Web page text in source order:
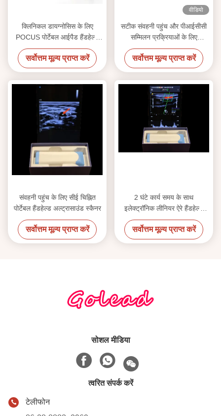
क्लिनिकल डायग्नोसिस के लिए
POCUS पोर्टेबल आईपैड हैंडहेल्ड
अल्ट्रासाउंड स्कैनर
सर्वोत्तम मूल्य प्राप्त करें
वीडियो
सटीक संवहनी पहुंच और पीआईसीसी
सम्मिलन प्रक्रियाओं के लिए
12MHZ उच्च आवृत्ति रैखिक जांच के
साथ हैंडहेल्ड अल्ट्रासाउंड स्कैनर
सर्वोत्तम मूल्य प्राप्त करें
संवहनी पहुंच के लिए सीई चिह्नित
पोर्टेबल हैंडहेल्ड अल्ट्रासाउंड स्कैनर
सर्वोत्तम मूल्य प्राप्त करें
2 घंटे कार्य समय के साथ
इलेक्ट्रॉनिक लीनियर ऐरे हैंडहेल्ड
अल्ट्रासाउंड स्कैनर
सर्वोत्तम मूल्य प्राप्त करें
सोशल मीडिया
त्वरित संपर्क करें
टेलीफोन